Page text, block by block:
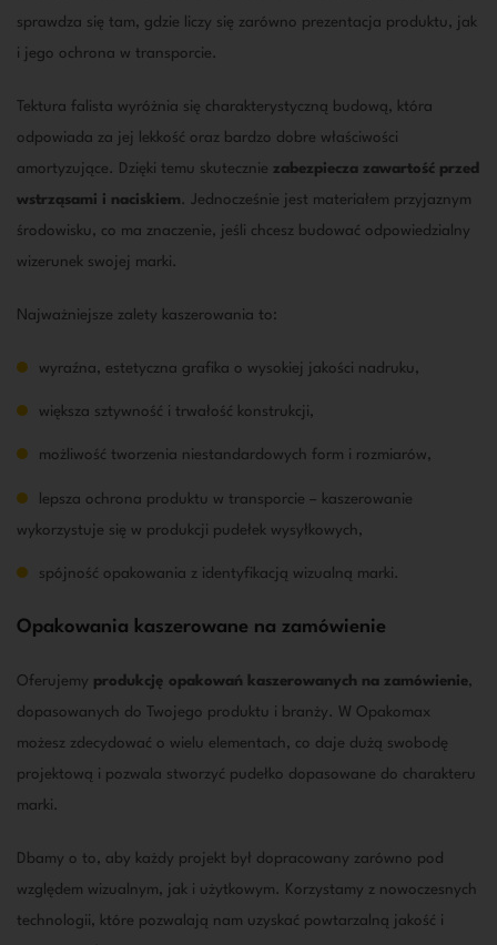
sprawdza się tam, gdzie liczy się zarówno prezentacja produktu, jak
i jego ochrona w transporcie.
Tektura falista wyróżnia się charakterystyczną budową, która
odpowiada za jej lekkość oraz bardzo dobre właściwości
amortyzujące. Dzięki temu skutecznie zabezpiecza zawartość przed
wstrząsami i naciskiem. Jednocześnie jest materiałem przyjaznym
środowisku, co ma znaczenie, jeśli chcesz budować odpowiedzialny
wizerunek swojej marki.
Najważniejsze zalety kaszerowania to:
wyraźna, estetyczna grafika o wysokiej jakości nadruku,
większa sztywność i trwałość konstrukcji,
możliwość tworzenia niestandardowych form i rozmiarów,
lepsza ochrona produktu w transporcie – kaszerowanie
wykorzystuje się w produkcji pudełek wysyłkowych,
spójność opakowania z identyfikacją wizualną marki.
Opakowania kaszerowane na zamówienie
Oferujemy produkcję opakowań kaszerowanych na zamówienie,
dopasowanych do Twojego produktu i branży. W Opakomax
możesz zdecydować o wielu elementach, co daje dużą swobodę
projektową i pozwala stworzyć pudełko dopasowane do charakteru
marki.
Dbamy o to, aby każdy projekt był dopracowany zarówno pod
względem wizualnym, jak i użytkowym. Korzystamy z nowoczesnych
technologii, które pozwalają nam uzyskać powtarzalną jakość i